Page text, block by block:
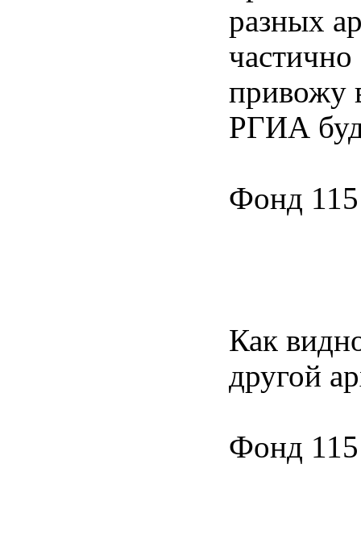
разных
привожу
РГИА
Фонд
Как
другой
Фонд